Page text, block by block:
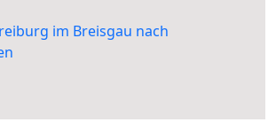
im Breisgau nach